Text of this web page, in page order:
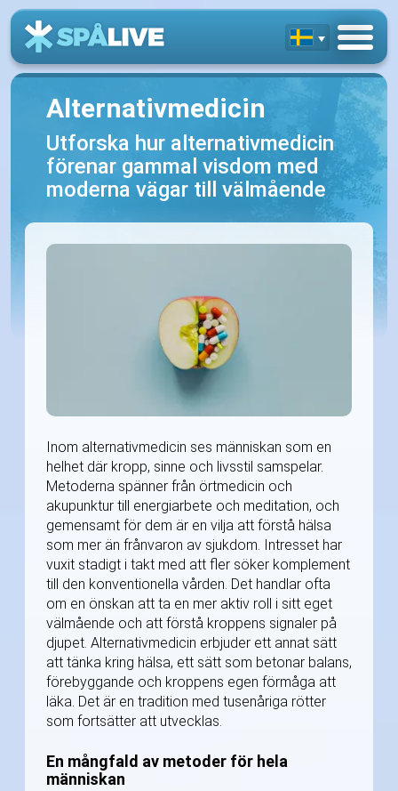
Alternativmedicin
Utforska hur alternativmedicin
förenar gammal visdom med
moderna vägar till välmående
Inom alternativmedicin ses människan som en
helhet där kropp, sinne och livsstil samspelar.
Metoderna spänner från örtmedicin och
akupunktur till energiarbete och meditation, och
gemensamt för dem är en vilja att förstå hälsa
som mer än frånvaron av sjukdom. Intresset har
vuxit stadigt i takt med att fler söker komplement
till den konventionella vården. Det handlar ofta
om en önskan att ta en mer aktiv roll i sitt eget
välmående och att förstå kroppens signaler på
djupet. Alternativmedicin erbjuder ett annat sätt
att tänka kring hälsa, ett sätt som betonar balans,
förebyggande och kroppens egen förmåga att
läka. Det är en tradition med tusenåriga rötter
som fortsätter att utvecklas.
En mångfald av metoder för hela
människan